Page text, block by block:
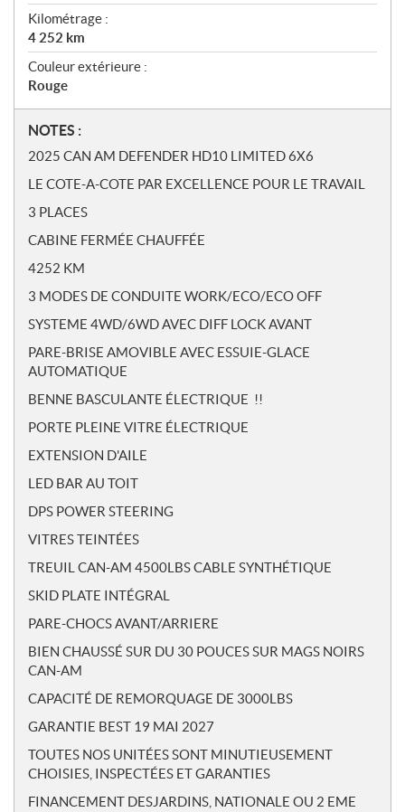
Kilométrage :
4 252 km
Couleur extérieure :
Rouge
N
o
e
s
NOTES :
2025 CAN AM DEFENDER HD10 LIMITED 6X6
LE COTE-A-COTE PAR EXCELLENCE POUR LE TRAVAIL
3 PLACES
CABINE FERMÉE CHAUFFÉE
4252 KM
3 MODES DE CONDUITE WORK/ECO/ECO OFF
SYSTEME 4WD/6WD AVEC DIFF LOCK AVANT
PARE-BRISE AMOVIBLE AVEC ESSUIE-GLACE
AUTOMATIQUE
BENNE BASCULANTE ÉLECTRIQUE !!
PORTE PLEINE VITRE ÉLECTRIQUE
EXTENSION D'AILE
LED BAR AU TOIT
DPS POWER STEERING
VITRES TEINTÉES
TREUIL CAN-AM 4500LBS CABLE SYNTHÉTIQUE
SKID PLATE INTÉGRAL
PARE-CHOCS AVANT/ARRIERE
BIEN CHAUSSÉ SUR DU 30 POUCES SUR MAGS NOIRS
CAN-AM
CAPACITÉ DE REMORQUAGE DE 3000LBS
GARANTIE BEST 19 MAI 2027
TOUTES NOS UNITÉES SONT MINUTIEUSEMENT
CHOISIES, INSPECTÉES ET GARANTIES
FINANCEMENT DESJARDINS, NATIONALE OU 2 EME